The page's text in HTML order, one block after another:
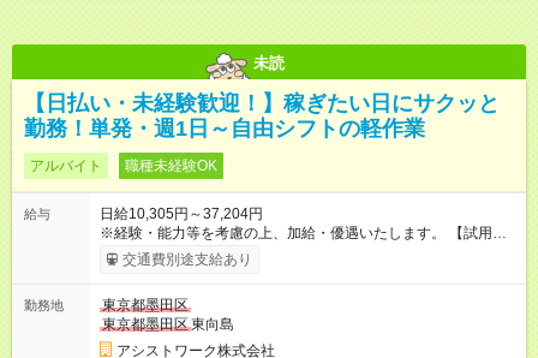
未読
【日払い・未経験歓迎！】稼ぎたい日にサクッと
勤務！単発・週1日～自由シフトの軽作業
アルバイト 職種未経験OK
給与
日給10,305円～37,204円
※経験・能力等を考慮の上、加給・優遇いたします。 【試用期
間】試用期間なし
交通費別途支給あり
勤務地
東京都墨田区
東京都墨田区東向島
アシストワーク株式会社